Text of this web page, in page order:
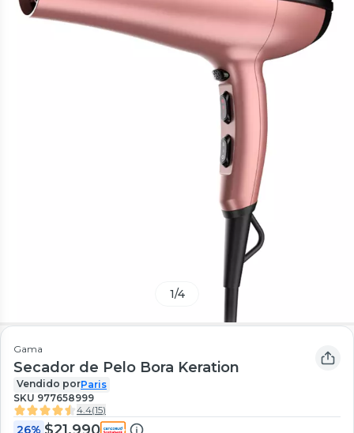
1/4
Gama
Secador de Pelo Bora Keration
Vendido porParis
SKU 977658999
4.4(15)
26% $21.990